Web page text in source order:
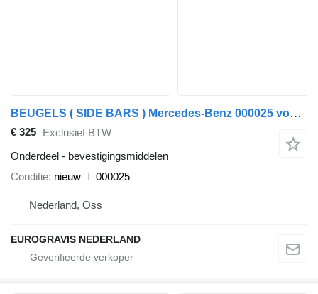
BEUGELS ( SIDE BARS ) Mercedes-Benz 000025 voor Mercedes-Benz SPRINTER L1-L2-L3 RV
€ 325 Exclusief BTW
Onderdeel - bevestigingsmiddelen
Conditie nieuw 000025
Nederland, Oss
EUROGRAVIS NEDERLAND